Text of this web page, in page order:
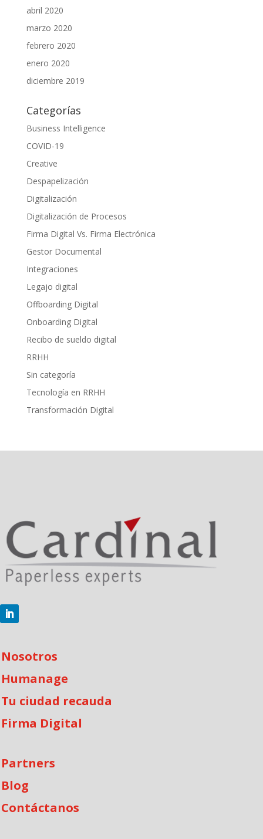
abril 2020
marzo 2020
febrero 2020
enero 2020
diciembre 2019
Categorías
Business Intelligence
COVID-19
Creative
Despapelización
Digitalización
Digitalización de Procesos
Firma Digital Vs. Firma Electrónica
Gestor Documental
Integraciones
Legajo digital
Offboarding Digital
Onboarding Digital
Recibo de sueldo digital
RRHH
Sin categoría
Tecnología en RRHH
Transformación Digital
Nosotros
Humanage
Tu ciudad recauda
Firma Digital
Partners
Blog
Contáctanos